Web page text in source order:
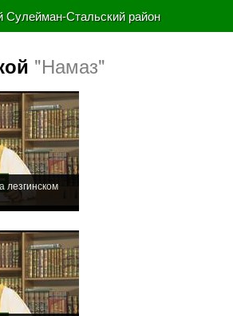
Сулейман-Стальский район
"Намаз"
лезгинском